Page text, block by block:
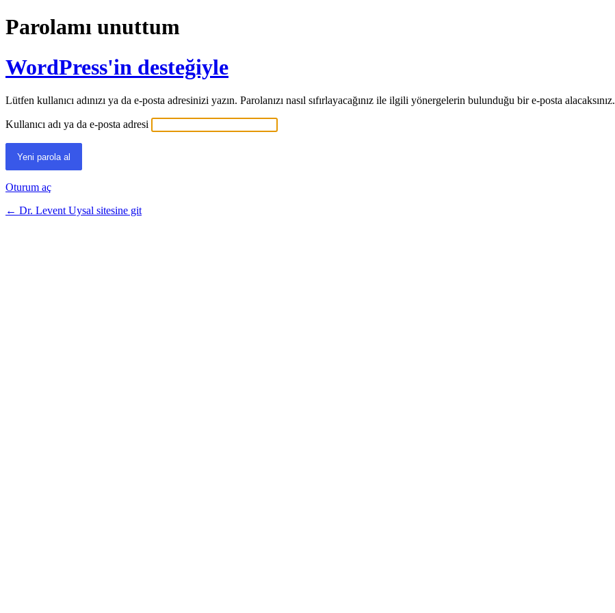
Parolamı unuttum
WordPress'in desteğiyle
Lütfen kullanıcı adınızı ya da e-posta adresinizi yazın. Parolanızı nasıl sıfırlayacağınız ile ilgili yönergelerin bulunduğu bir e-posta alacaksınız.
Kullanıcı adı ya da e-posta adresi
Oturum aç
← Dr. Levent Uysal sitesine git